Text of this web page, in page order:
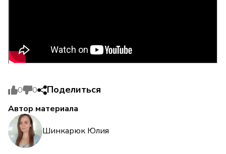
0 0 Поделиться
Автор материала
Шинкарюк Юлия